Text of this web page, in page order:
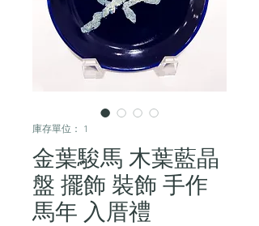
庫存單位： 1
金葉駿馬 木葉藍晶
盤 擺飾 裝飾 手作
馬年 入厝禮